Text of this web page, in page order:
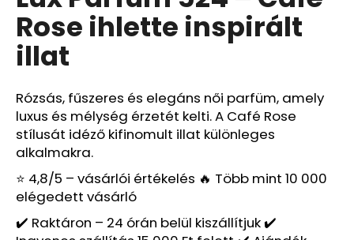
5-
ből
0,0
csillag.
Rose ihlette inspirált
illat
Rózsás, fűszeres és elegáns női parfüm, amely
luxus és mélység érzetét kelti. A Café Rose
stílusát idéző kifinomult illat különleges
alkalmakra.
⭐ 4,8/5 – vásárlói értékelés 🔥 Több mint 10 000
elégedett vásárló
✔️ Raktáron – 24 órán belül kiszállítjuk ✔️
A
j
n
l
j
u
VÁLASSZON
KI